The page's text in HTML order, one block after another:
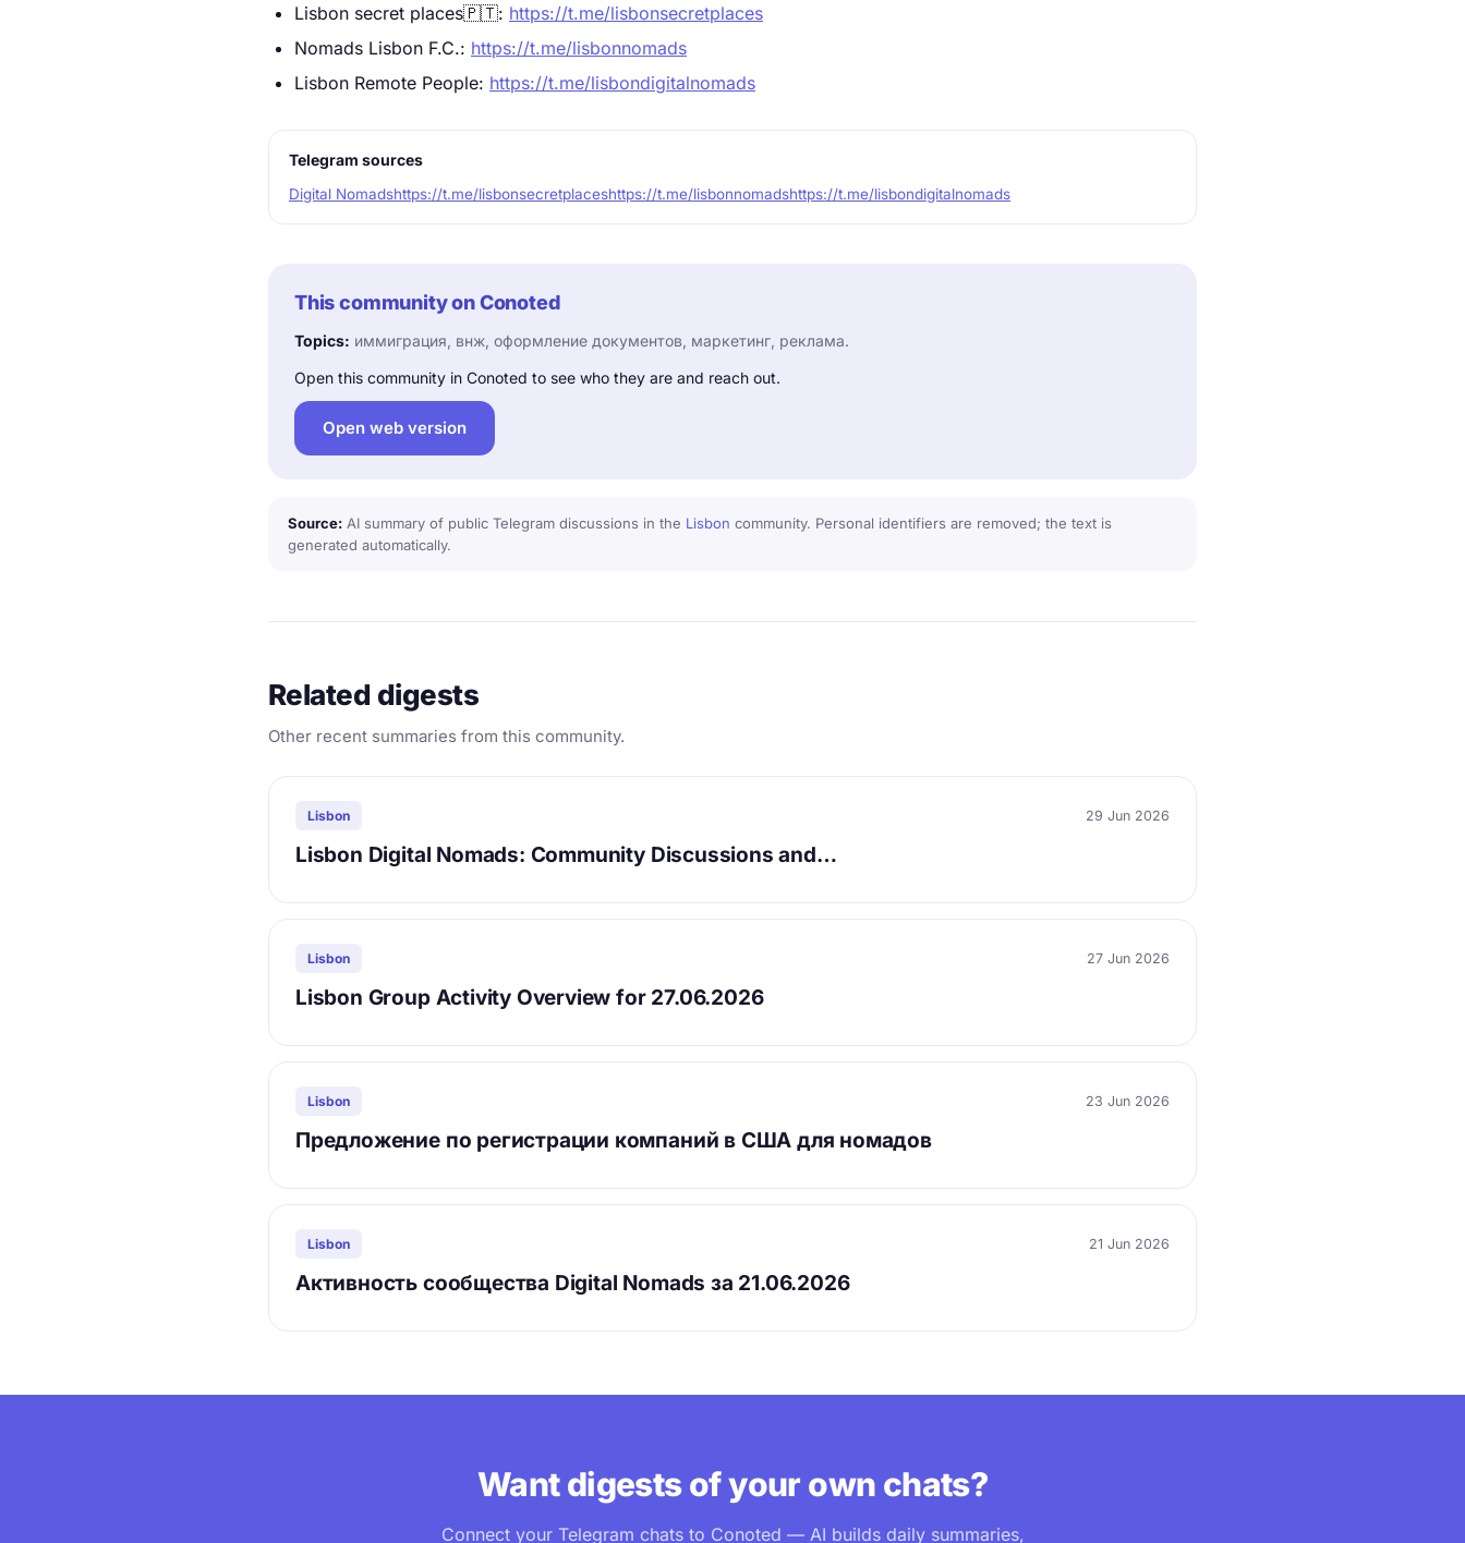
Lisbon secret places🇵🇹: https://t.me/lisbonsecretplaces
Nomads Lisbon F.C.: https://t.me/lisbonnomads
Lisbon Remote People: https://t.me/lisbondigitalnomads
Telegram sources
Digital Nomadshttps://t.me/lisbonsecretplaceshttps://t.me/lisbonnomadshttps://t.me/lisbondigitalnomads
This community on Conoted
Topics: иммиграция, внж, оформление документов, маркетинг, реклама.
Open this community in Conoted to see who they are and reach out.
Open web version
Source: AI summary of public Telegram discussions in the Lisbon community. Personal identifiers are removed; the text is
generated automatically.
Related digests
Other recent summaries from this community.
Lisbon 29 Jun 2026
Lisbon Digital Nomads: Community Discussions and…
Lisbon 27 Jun 2026
Lisbon Group Activity Overview for 27.06.2026
Lisbon 23 Jun 2026
Предложение по регистрации компаний в США для номадов
Lisbon 21 Jun 2026
Активность сообщества Digital Nomads за 21.06.2026
Want digests of your own chats?
Connect your Telegram chats to Conoted — AI builds daily summaries,